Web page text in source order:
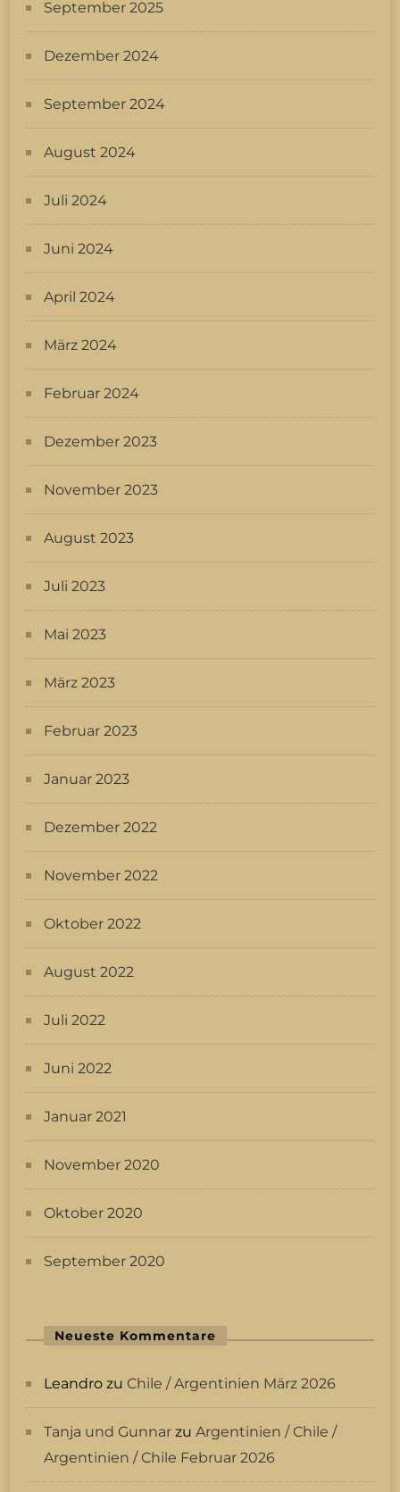
September 2025
Dezember 2024
September 2024
August 2024
Juli 2024
Juni 2024
April 2024
März 2024
Februar 2024
Dezember 2023
November 2023
August 2023
Juli 2023
Mai 2023
März 2023
Februar 2023
Januar 2023
Dezember 2022
November 2022
Oktober 2022
August 2022
Juli 2022
Juni 2022
Januar 2021
November 2020
Oktober 2020
September 2020
Neueste Kommentare
Leandro zu Chile / Argentinien März 2026
Tanja und Gunnar zu Argentinien / Chile /
Argentinien / Chile Februar 2026